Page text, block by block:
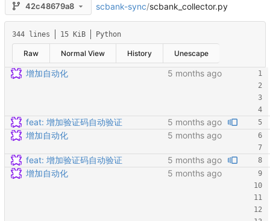
42c48679a8 scbank-sync/scbank_collector.py
344 lines 15 KiB Python
Raw Normal View History Unescape
增加自动化
feat: 增加验证码自动验证
增加自动化
feat: 增加验证码自动验证
增加自动化